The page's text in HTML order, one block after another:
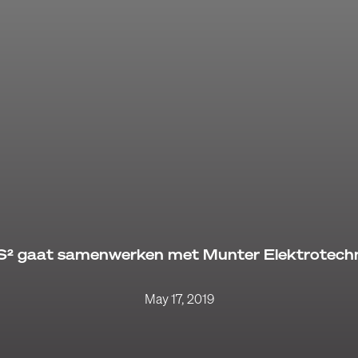
gaat samenwerken met Munter
May 17, 2019